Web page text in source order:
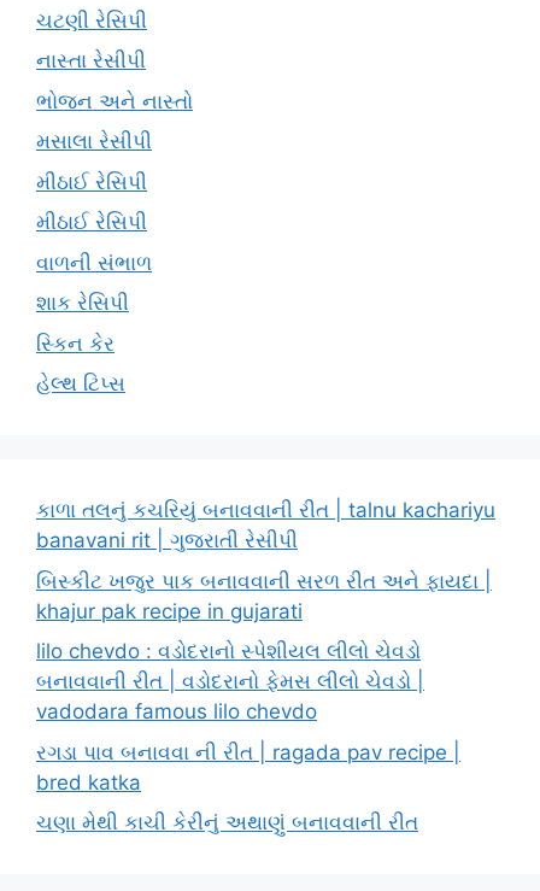
ચટણી રેસિપી
નાસ્તા રેસીપી
ભોજન અને નાસ્તો
મસાલા રેસીપી
મીઠાઈ રેસિપી
મીઠાઈ રેસિપી
વાળની સંભાળ
શાક રેસિપી
સ્કિન કેર
હેલ્થ ટિપ્સ
કાળા તલનું કચરિયું બનાવવાની રીત | talnu kachariyu
banavani rit | ગુજરાતી રેસીપી
બિસ્કીટ ખજુર પાક બનાવવાની સરળ રીત અને ફાયદા |
khajur pak recipe in gujarati
lilo chevdo : વડોદરાનો સ્પેશીયલ લીલો ચેવડો
બનાવવાની રીત | વડોદરાનો ફેમસ લીલો ચેવડો |
vadodara famous lilo chevdo
રગડા પાવ બનાવવા ની રીત | ragada pav recipe |
bred katka
ચણા મેથી કાચી કેરીનું અથાણું બનાવવાની રીત